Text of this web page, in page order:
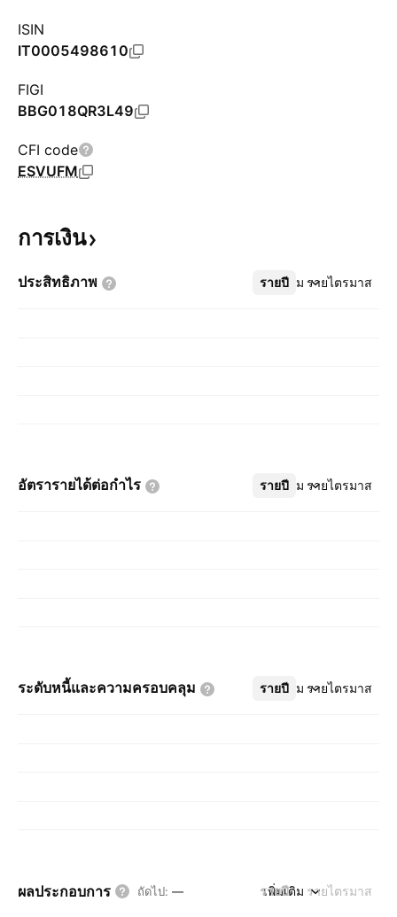
ISIN
IT0005498610
FIGI
BBG018QR3L49
CFI code
ESVUFM
การเงิน
ประสิทธิภาพ รายปี รายไตรมาส
เพิ่มเติม
อัตรารายได้ต่อกำไร รายปี รายไตรมาส
เพิ่มเติม
ระดับหนี้และความครอบคลุม รายปี รายไตรมาส
เพิ่มเติม
ผลประกอบการ ถัดไป: — รายปี รายไตรมาส
เพิ่มเติม